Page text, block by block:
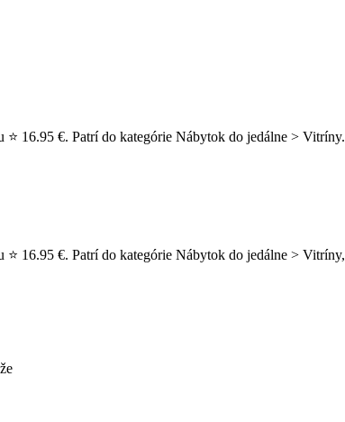
16.95 €. Patrí do kategórie Nábytok do jedálne >
16.95 €. Patrí do kategórie Nábytok do jedálne >